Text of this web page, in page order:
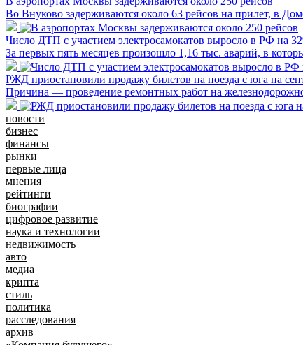
Во Внуково задерживаются около 63 рейсов на прилет, в
Число ДТП с участием электросамокатов выросло в РФ на
За первых пять месяцев произошло 1,16 тыс. аварий, в
РЖД приостановили продажу билетов на поезда с юга на
Причина — проведение ремонтных работ на
новости
бизнес
финансы
рынки
первые лица
мнения
рейтинги
биографии
цифровое развитие
наука и технологии
недвижимость
авто
медиа
крипта
стиль
политика
расследования
архив